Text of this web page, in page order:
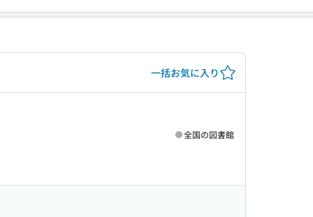
一括お気に入り
全国の図書館